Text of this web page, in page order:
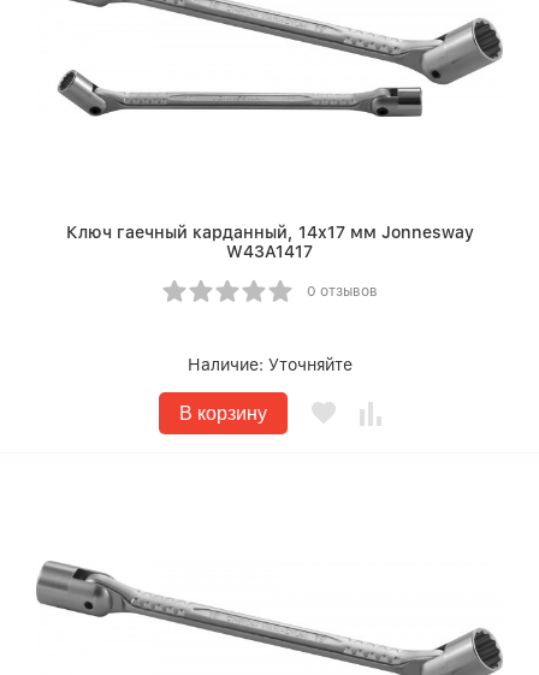
Ключ гаечный карданный, 14х17 мм Jonnesway
W43A1417
0 отзывов
Наличие: Уточняйте
В корзину